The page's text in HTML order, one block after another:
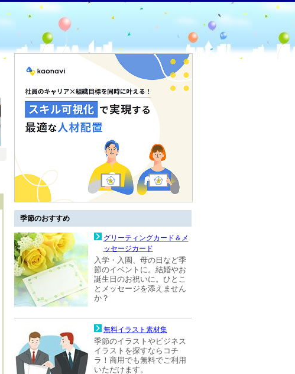
季節のおすすめ
グリーティングカード＆メ
ッセージカード
入学・入園、母の日など季
節のイベントに。結婚やお
誕生日のお祝いに。ひとこ
とメッセージを添えません
か？
無料イラスト素材集
季節のイラストやビジネス
イラストを探すならコチ
ラ！商用でも無料でご利用
いただけます。